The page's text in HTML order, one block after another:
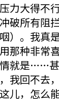
力大得
破所有阻
）。我真
那种非常
就是……
我回不去
儿，怎么